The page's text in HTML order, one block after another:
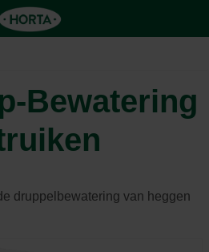
Bewatering
druppelbewatering van heggen